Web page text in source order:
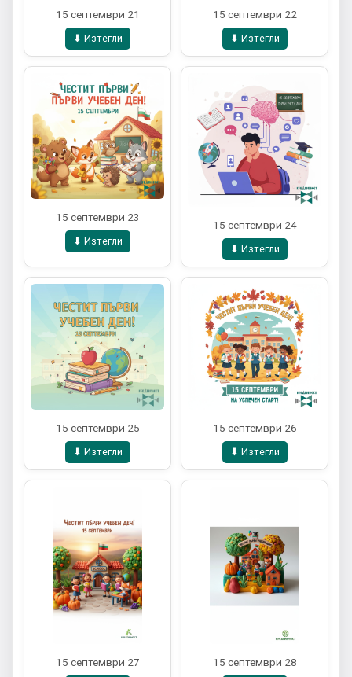
15 септември 21
⬇ Изтегли
15 септември 22
⬇ Изтегли
15 септември 23
⬇ Изтегли
15 септември 24
⬇ Изтегли
15 септември 25
⬇ Изтегли
15 септември 26
⬇ Изтегли
15 септември 27 15 септември 28